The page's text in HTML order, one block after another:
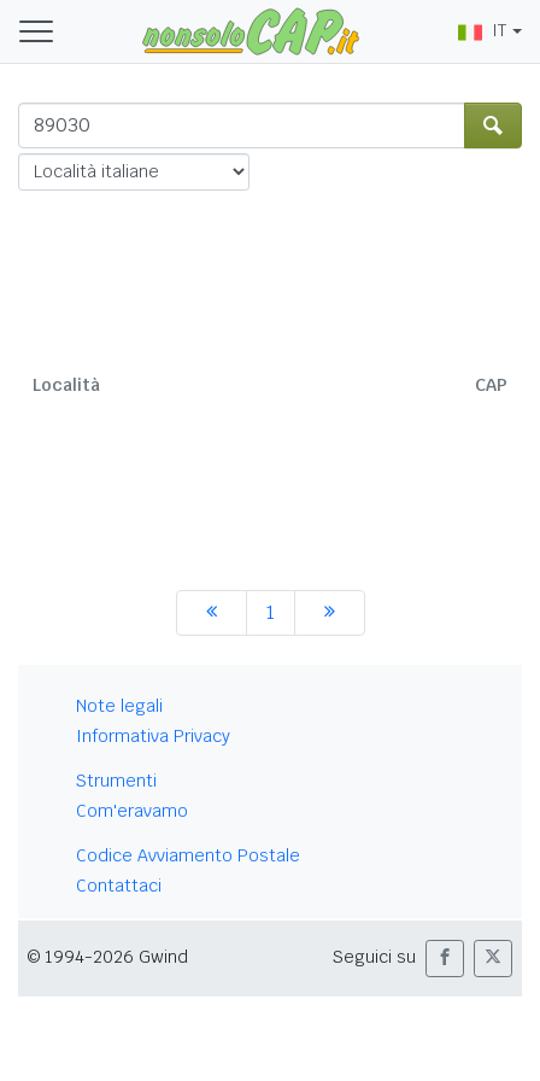
IT
Località CAP
1
Note legali
Informativa Privacy
Strumenti
Com'eravamo
Codice Avviamento Postale
Contattaci
© 1994-2026 Gwind Seguici su